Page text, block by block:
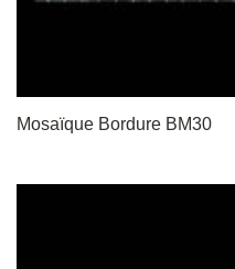
Mosaïque Bordure BM30